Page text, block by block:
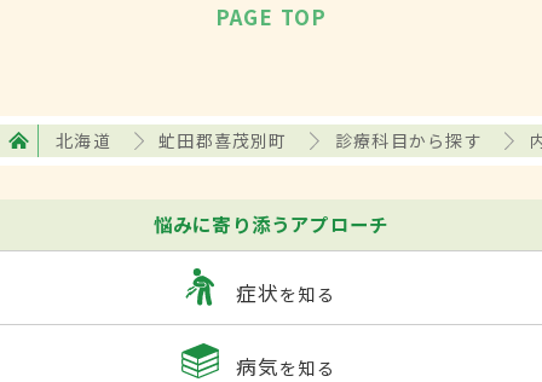
PAGE TOP
北海道 虻田郡喜茂別町 診療科目から探す
悩みに寄り添うアプローチ
症状を知る
病気を知る